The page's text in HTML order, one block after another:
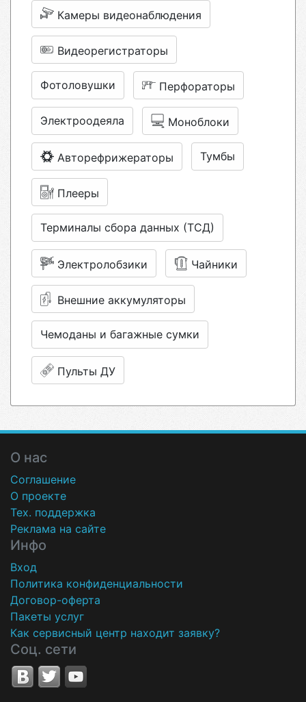
Камеры видеонаблюдения
Видеорегистраторы
Фотоловушки Перфораторы
Электроодеяла Моноблоки
Авторефрижераторы Тумбы
Плееры
Терминалы сбора данных (ТСД)
Электролобзики Чайники
Внешние аккумуляторы
Чемоданы и багажные сумки
Пульты ДУ
О нас
Соглашение
О проекте
Тех. поддержка
Реклама на сайте
Инфо
Вход
Политика конфиденциальности
Договор-оферта
Пакеты услуг
Как сервисный центр находит заявку?
Соц. сети